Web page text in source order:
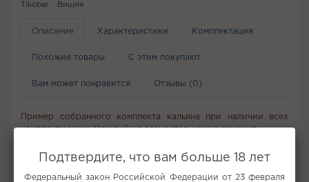
Tikobar
Вишня
Описание Характеристики Комплектация
Похожие товары С этим покупают
Вам может понравится Отзывы (0)
Пример собранного комплекта кальяна при наличии всех
комплектующих. Каждый из элементов можно заменить.
Не забудьте купить
Подтвердите, что вам больше 18 лет
Федеральный закон Российской Федерации от 23 февраля